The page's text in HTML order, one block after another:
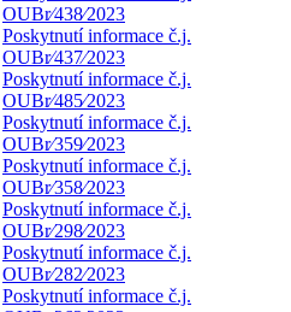
OUBr⁄438⁄2023
Poskytnutí informace č.j.
OUBr⁄437⁄2023
Poskytnutí informace č.j.
OUBr⁄485⁄2023
Poskytnutí informace č.j.
OUBr⁄359⁄2023
Poskytnutí informace č.j.
OUBr⁄358⁄2023
Poskytnutí informace č.j.
OUBr⁄298⁄2023
Poskytnutí informace č.j.
OUBr⁄282⁄2023
Poskytnutí informace č.j.